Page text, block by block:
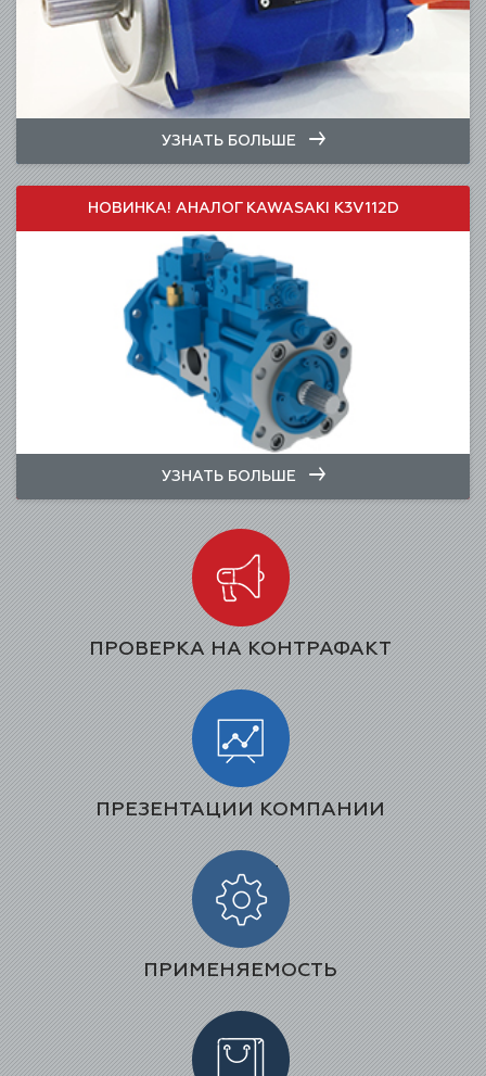
УЗНАТЬ БОЛЬШЕ
НОВИНКА! АНАЛОГ KAWASAKI K3V112D
УЗНАТЬ БОЛЬШЕ
ПРОВЕРКА НА КОНТРАФАКТ
ПРЕЗЕНТАЦИИ КОМПАНИИ
ПРИМЕНЯЕМОСТЬ